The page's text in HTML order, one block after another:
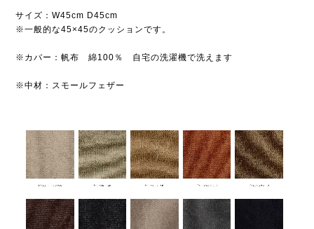
サイズ：W45cm D45cm
※一般的な45×45のクッションです。
※カバー：帆布 綿100％ 自宅の洗濯機で洗えます
※中材：スモールフェザー